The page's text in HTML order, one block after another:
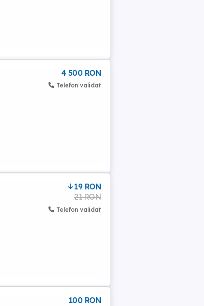
4 500 RON
Telefon validat
19 RON
21 RON
Telefon validat
100 RON